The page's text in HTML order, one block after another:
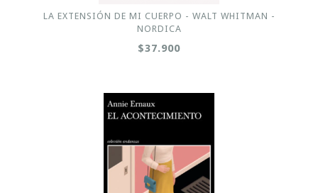
LA EXTENSIÓN DE MI CUERPO - WALT WHITMAN -
NORDICA
$37.900